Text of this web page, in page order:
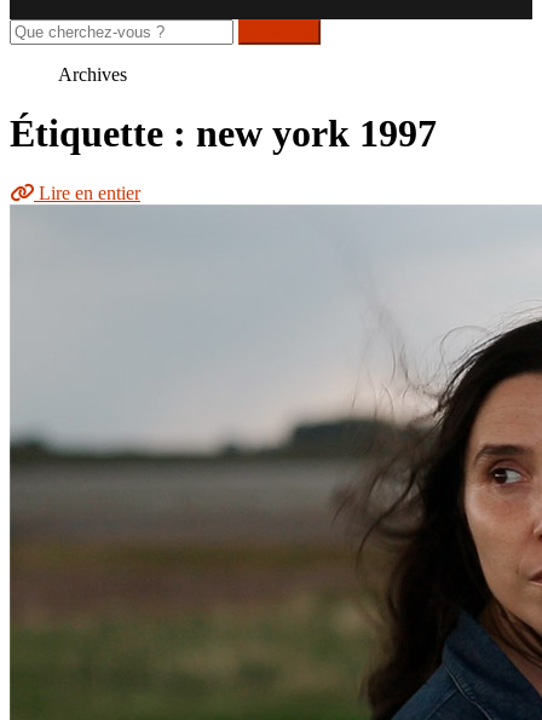
Rechercher
sur
Archives
Étiquette : new york 1997
Lire en entier